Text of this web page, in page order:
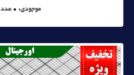
موجودی: 0 عدد